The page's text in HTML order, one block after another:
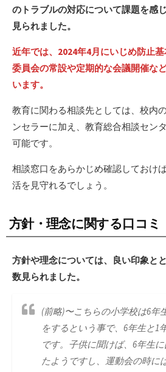
のトラブルの対応について課題を感
見られました。
近年では、2024年4月にいじめ防止
委員会の常設や定期的な会議開催な
います。
教育に関わる相談先としては、校内
ンセラーに加え、教育総合相談セン
可能です。
相談窓口をあらかじめ確認しておけ
活を見守れるでしょう。
方針・理念に関する口コミ
方針や理念については、良い印象と
数見られました。
(前略)〜こちらの小学校は6年
をするという事で、6年生と1
です。子供に聞けば、6年生
たようですし、運動会の時に